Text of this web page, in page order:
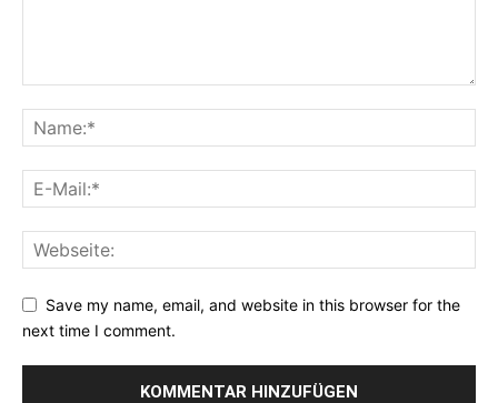
Save my name, email, and website in this browser for the
next time I comment.